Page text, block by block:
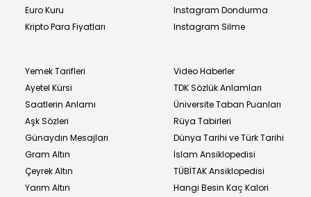
Euro Kuru
Kripto Para Fiyatları
Instagram Dondurma
Instagram Silme
Yemek Tarifleri
Ayetel Kürsi
Saatlerin Anlamı
Aşk Sözleri
Günaydın Mesajları
Gram Altın
Çeyrek Altın
Yarım Altın
Video Haberler
TDK Sözlük Anlamları
Üniversite Taban Puanları
Rüya Tabirleri
Dünya Tarihi ve Türk Tarihi
İslam Ansiklopedisi
TÜBİTAK Ansiklopedisi
Hangi Besin Kaç Kalori